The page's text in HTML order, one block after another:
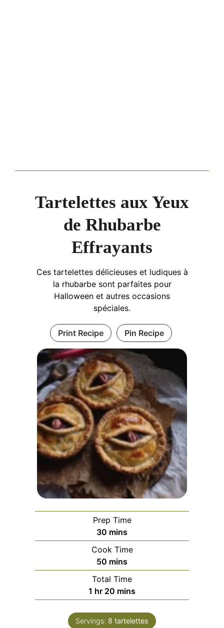
Tartelettes aux Yeux
de Rhubarbe
Effrayants
Ces tartelettes délicieuses et ludiques à
la rhubarbe sont parfaites pour
Halloween et autres occasions
spéciales.
Print Recipe Pin Recipe
Prep Time
30 minutes
mins
Cook Time
50 minutes
mins
Total Time
1 hour
hr 20 minutes
mins
Servings: 8 tartelettes